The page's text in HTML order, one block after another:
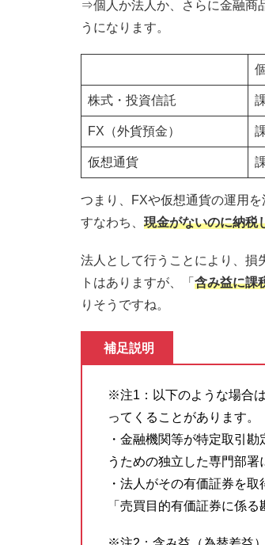
⇒個人か法人か、さらに金融商
うになります。
株式・投資信託
FX（外貨預金）
仮想通貨
つまり、FXや仮想通貨の運用
すなわち、 現金がないのに納税
法人として行うことにより、損
トはありますが、「 含み益に課
りそうですね。
補足説明
※注1：以下のような場合
ってくることがあります。
・金融機関等が特定取引
うための独立した専門部
・法人がその有価証券を
「売買目的有価証券に係